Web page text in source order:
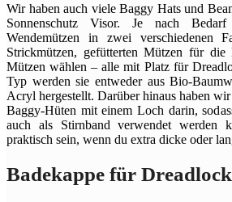
Wir haben auch viele Baggy Hats und
Sonnenschutz Visor. Je nach
Wendemützen in zwei verschiedenen
Strickmützen, gefütterten Mützen für
Mützen wählen – alle mit Platz für
Typ werden sie entweder aus Bio-
Acryl hergestellt. Darüber hinaus haben
Baggy-Hüten mit einem Loch darin,
auch als Stirnband verwendet werden
praktisch sein, wenn du extra dicke oder
Badekappe für